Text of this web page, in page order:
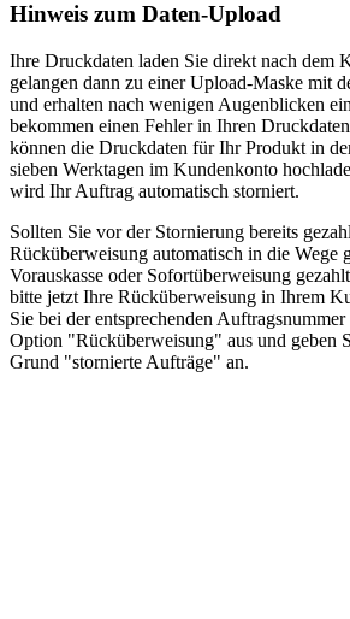
Hinweis zum Daten-Upload
Ihre Druckdaten laden Sie direkt nach dem
gelangen dann zu einer Upload-Maske mit
und erhalten nach wenigen Augenblicken
bekommen einen Fehler in Ihren
können die Druckdaten für Ihr Produkt in
sieben Werktagen im Kundenkonto
wird Ihr Auftrag automatisch storniert.
Sollten Sie vor der Stornierung bereits
Rücküberweisung automatisch in die Wege
Vorauskasse oder Sofortüberweisung
bitte jetzt Ihre Rücküberweisung in Ihrem
Sie bei der entsprechenden
Option "Rücküberweisung" aus und geben
Grund "stornierte Aufträge" an.